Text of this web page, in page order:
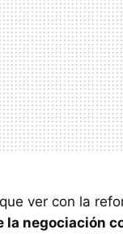
ver con la
la negociación